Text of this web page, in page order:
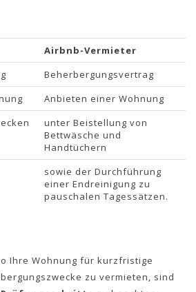
Airbnb-Vermieter
Beherbergungsvertrag
Anbieten einer Wohnung
unter Beistellung von
Bettwäsche und
Handtüchern
sowie der Durchführung
einer Endreinigung zu
pauschalen Tagessätzen.
Ihre Wohnung für kurzfristige
zu vermieten, sind